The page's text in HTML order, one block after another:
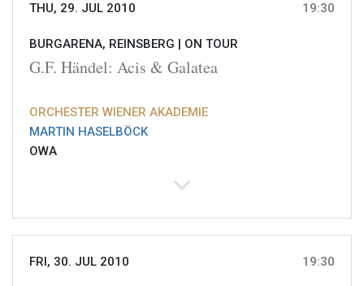
THU, 29. JUL 2010 19:30
BURGARENA, REINSBERG | ON TOUR
G.F. Händel: Acis & Galatea
ORCHESTER WIENER AKADEMIE
MARTIN HASELBÖCK
OWA
FRI, 30. JUL 2010 19:30